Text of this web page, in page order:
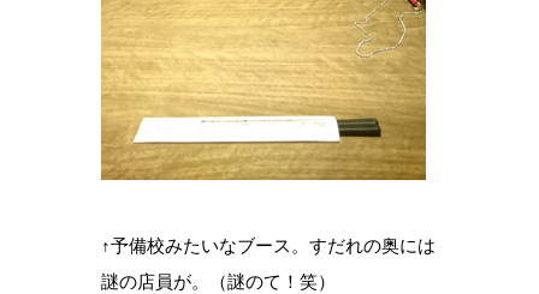
↑予備校みたいなブース。すだれの奥には
謎の店員が。（謎のて！笑）